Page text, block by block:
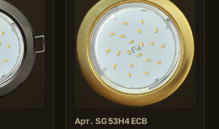
Арт. SG53H4ECB